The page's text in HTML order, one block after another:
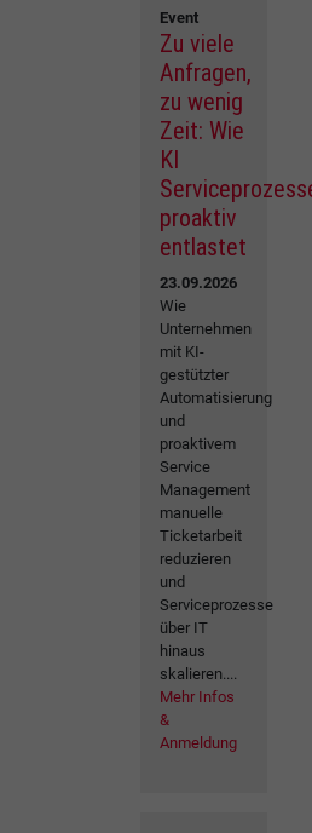
Event
Zu viele
Anfragen,
zu wenig
Zeit: Wie
KI
proaktiv
entlastet
23.09.2026
Wie
Unternehmen
mit KI-
gestützter
Automatisierung
und
proaktivem
Service
Management
manuelle
Ticketarbeit
reduzieren
und
Serviceprozesse
über IT
hinaus
skalieren....
Mehr Infos
&
Anmeldung